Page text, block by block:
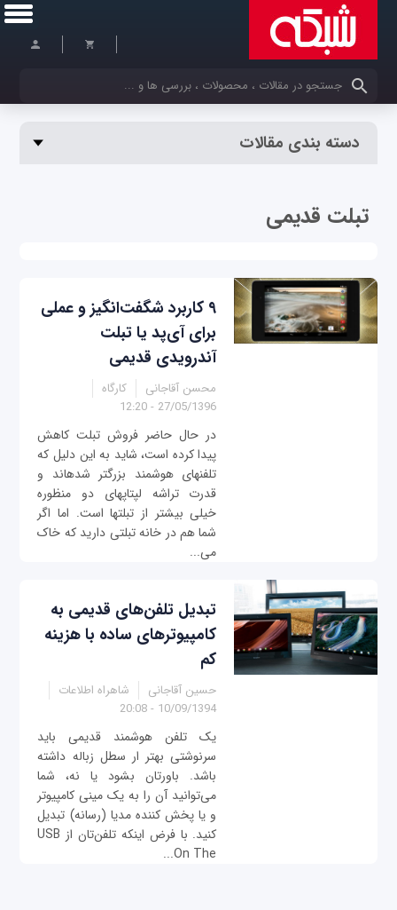
کلمات کلیدی خود را وارد کنید
دسته بندی مقالات
تبلت قدیمی
۹ کاربرد شگفت‌انگیز و عملی
برای آی‌پد یا تبلت
آندرویدی قدیمی‎
محسن آقاجانی
کارگاه
27/05/1396 - 12:20
در حال حاضر فروش تبلت کاهش
پیدا کرده است، شاید به این دلیل که
تلفن‎های هوشمند بزرگ‎تر شده‎اند و
قدرت تراشه لپ‎تاپ‎های دو منظوره
خیلی بیشتر از تبلت‎ها است. اما اگر
شما هم در خانه تبلتی دارید که خاک
می...
تبدیل تلفن‌های قدیمی به
کامپیوترهای ساده با هزینه
کم
حسین آقاجانی
شاهراه اطلاعات
10/09/1394 - 20:08
یک تلفن هوشمند قدیمی باید
سرنوشتی بهتر ار سطل زباله داشته
باشد. باورتان بشود یا نه، شما
می‌توانید آن را به یک مینی کامپیوتر
و یا پخش کننده مدیا (رسانه) تبدیل
کنید. با فرض اینکه تلفن‌تان از USB
On The...